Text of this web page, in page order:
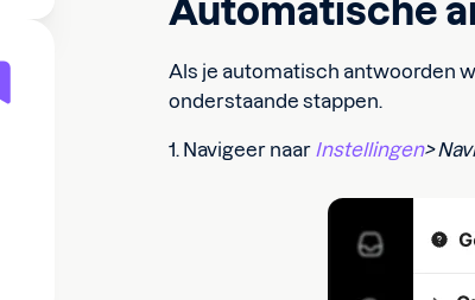
Automatische
Als je automatisch antwoorden
onderstaande stappen.
1. Navigeer naar Instellingen>